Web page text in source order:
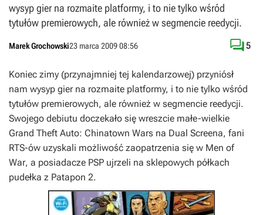
wysyp gier na rozmaite platformy, i to nie tylko wśród
tytułów premierowych, ale również w segmencie reedycji.
Marek Grochowski23 marca 2009 08:56 5
Koniec zimy (przynajmniej tej kalendarzowej) przyniósł
nam wysyp gier na rozmaite platformy, i to nie tylko wśród
tytułów premierowych, ale również w segmencie reedycji.
Swojego debiutu doczekało się wreszcie małe-wielkie
Grand Theft Auto: Chinatown Wars na Dual Screena, fani
RTS-ów uzyskali możliwość zaopatrzenia się w Men of
War, a posiadacze PSP ujrzeli na sklepowych półkach
pudełka z Patapon 2.